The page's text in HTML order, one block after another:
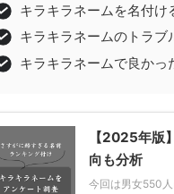
キラキラネームを名付け
キラキラネームのトラブ
キラキラネームで良かっ
【2025年版
向も分析
今回は男女550